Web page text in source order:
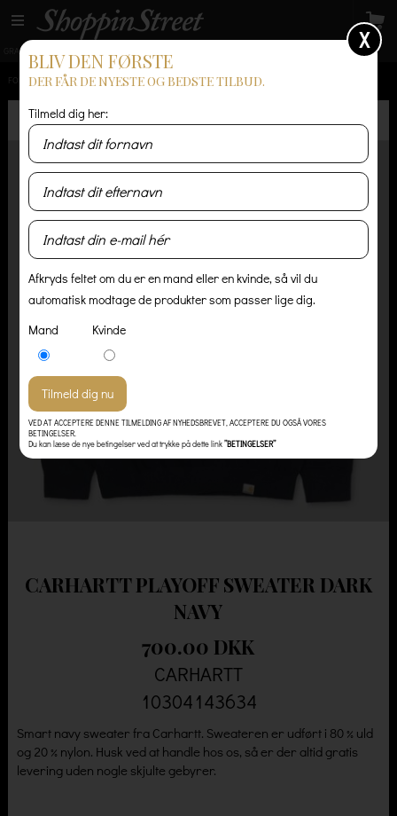
GRATIS LEVERING
FORSIDE / HERRE / TRØJER & STRIK / CARHARTT PLAYOFF SWEATER DARK NAVY
CARHARTT PLAYOFF SWEATER DARK
NAVY
700.00 DKK
CARHARTT
10304143634
Smart navy sweater fra Carhartt. Sweateren er udført i 80 % uld
og 20 % nylon. Husk ved at handle hos os, så er der altid gratis
levering uden nogle skjulte gebyrer.
X
BLIV DEN FØRSTE
DER FÅR DE NYESTE OG BEDSTE TILBUD.
Tilmeld dig her:
Afkryds feltet om du er en mand eller en kvinde, så vil du
automatisk modtage de produkter som passer lige dig.
Mand
Kvinde
VED AT ACCEPTERE DENNE TILMELDING AF NYHEDSBREVET, ACCEPTERE DU OGSÅ VORES
BETINGELSER.
Du kan læse de nye betingelser ved at trykke på dette link”BETINGELSER”